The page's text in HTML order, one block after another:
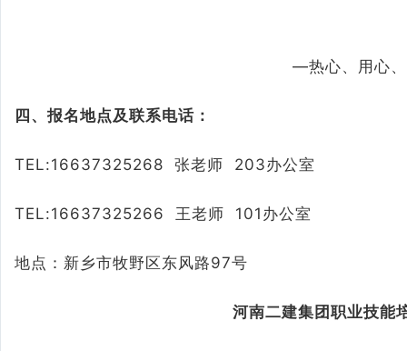
—热心、用心
四、报名地点及联系电话：
TEL:16637325268 张老师 203办公室
TEL:16637325266 王老师 101办公室
地点：新乡市牧野区东风路97号
河南二建集团职业技能